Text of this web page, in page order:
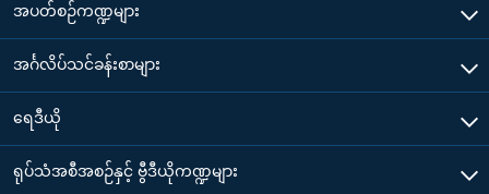
အပတ်စဉ်ကဏ္ဍများ
အင်္ဂလိပ်သင်ခန်းစာများ
ရေဒီယို
ရုပ်သံအစီအစဉ်နှင့် ဗွီဒီယိုကဏ္ဍများ